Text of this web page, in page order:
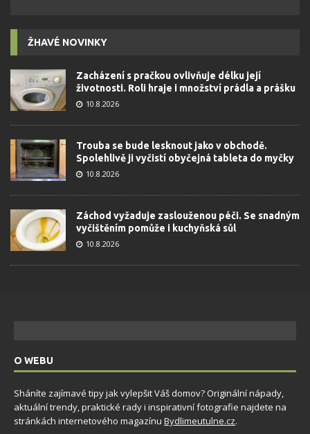
ŽHAVÉ NOVINKY
Zacházení s pračkou ovlivňuje délku její
životnosti. Roli hraje i množství prádla a prášku
10.8.2026
Trouba se bude lesknout jako v obchodě.
Spolehlivě ji vyčistí obyčejná tableta do myčky
10.8.2026
Záchod vyžaduje zaslouženou péči. Se snadným
vyčištěním pomůže i kuchyňská sůl
10.8.2026
O WEBU
Sháníte zajímavé tipy jak vylepšit Váš domov? Originální nápady,
aktuální trendy, praktické rady i inspirativní fotografie najdete na
stránkách internetového magazínu Bydlimeutulne.cz.